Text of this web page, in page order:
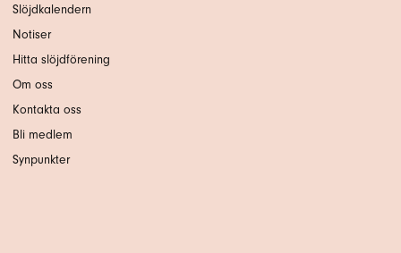
Slöjdkalendern
Notiser
Hitta slöjdförening
Om oss
Kontakta oss
Bli medlem
Synpunkter